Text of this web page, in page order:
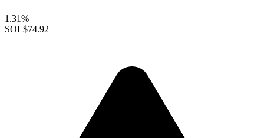
1.31%
SOL$74.92